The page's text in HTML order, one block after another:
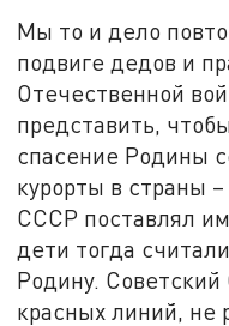
Мы то и дело
подвиге дедов и
Отечественной
представить,
спасение Родины
курорты в страны
СССР поставлял
дети тогда
Родину. Советский
красных линий, не